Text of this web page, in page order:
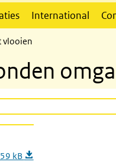
International
vlooien
kB